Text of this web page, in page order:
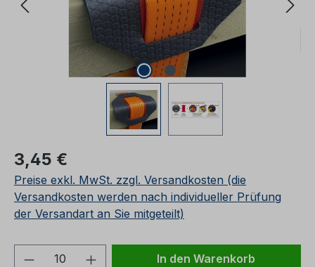
Regulärer Preis:
3,45 €
Preise exkl. MwSt. zzgl. Versandkosten (die
Versandkosten werden nach individueller Prüfung
der Versandart an Sie mitgeteilt)
Produkt Anzahl: Gib denIn den Warenkorb